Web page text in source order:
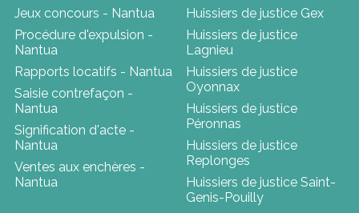
Jeux concours - Nantua
Procédure d'expulsion -
Nantua
Rapports locatifs - Nantua
Saisie contrefaçon -
Nantua
Signification d'acte -
Nantua
Ventes aux enchères -
Nantua
Huissiers de justice Gex
Huissiers de justice
Lagnieu
Huissiers de justice
Oyonnax
Huissiers de justice
Péronnas
Huissiers de justice
Replonges
Huissiers de justice Saint-
Genis-Pouilly